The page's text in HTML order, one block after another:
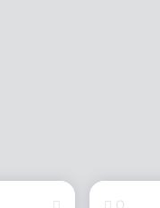
0